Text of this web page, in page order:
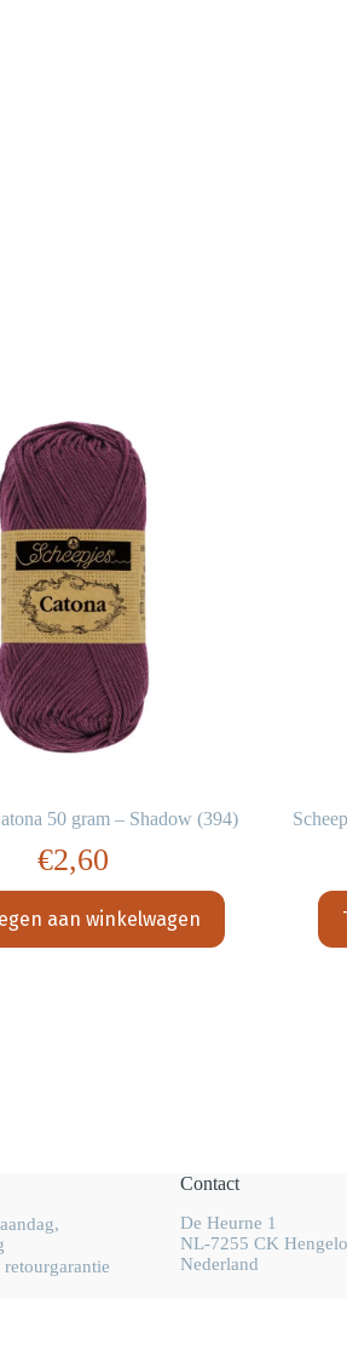
50 gram – Shadow (394)
€2,60
aan winkelwagen
Contact
De Heurne 1
NL-7255 CK
Nederland